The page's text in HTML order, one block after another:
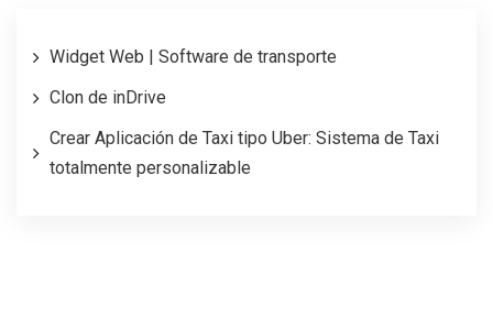
Widget Web | Software de transporte
Clon de inDrive
Crear Aplicación de Taxi tipo Uber: Sistema de Taxi
totalmente personalizable